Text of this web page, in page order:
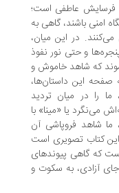
عاطفی است؛
باشند، گاهی به
در این میان،
و حتی نور نفوذ
شاهد خاموش و
داستان‌ها،
میان‌ تردید
یا «مینا» با
فروپاشی آن
تصویری است
پیوندهای
به سکوت و